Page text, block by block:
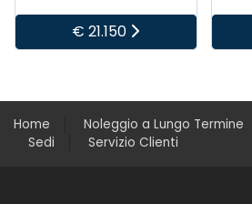
€ 21.150
Home Noleggio a Lungo Termine
Sedi
Servizio Clienti